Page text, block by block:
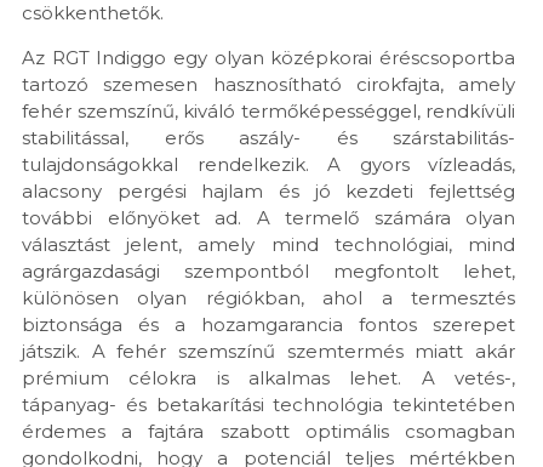
csökkenthetők.
Az RGT Indiggo egy olyan középkorai éréscsoportba
tartozó szemesen hasznosítható cirokfajta, amely
fehér szemszínű, kiváló termőképességgel, rendkívüli
stabilitással, erős aszály- és szárstabilitás-
tulajdonságokkal rendelkezik. A gyors vízleadás,
alacsony pergési hajlam és jó kezdeti fejlettség
további előnyöket ad. A termelő számára olyan
választást jelent, amely mind technológiai, mind
agrárgazdasági szempontból megfontolt lehet,
különösen olyan régiókban, ahol a termesztés
biztonsága és a hozamgarancia fontos szerepet
játszik. A fehér szemszínű szemtermés miatt akár
prémium célokra is alkalmas lehet. A vetés-,
tápanyag- és betakarítási technológia tekintetében
érdemes a fajtára szabott optimális csomagban
gondolkodni, hogy a potenciál teljes mértékben